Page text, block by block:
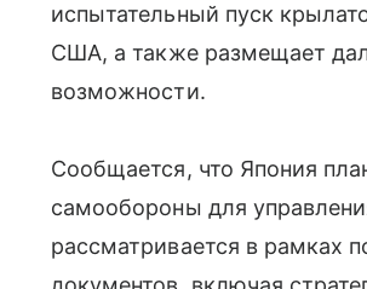
испытательный пуск
США, а также размещает
возможности.
Сообщается, что Япония
самообороны для
рассматривается в рамках